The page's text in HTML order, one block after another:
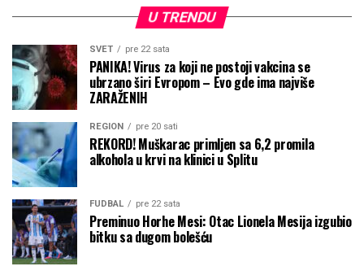
U TRENDU
SVET pre 22 sata
PANIKA! Virus za koji ne postoji vakcina se
ubrzano širi Evropom – Evo gde ima najviše
ZARAŽENIH
REGION pre 20 sati
REKORD! Muškarac primljen sa 6,2 promila
alkohola u krvi na klinici u Splitu
FUDBAL pre 22 sata
Preminuo Horhe Mesi: Otac Lionela Mesija izgubio
bitku sa dugom bolešću